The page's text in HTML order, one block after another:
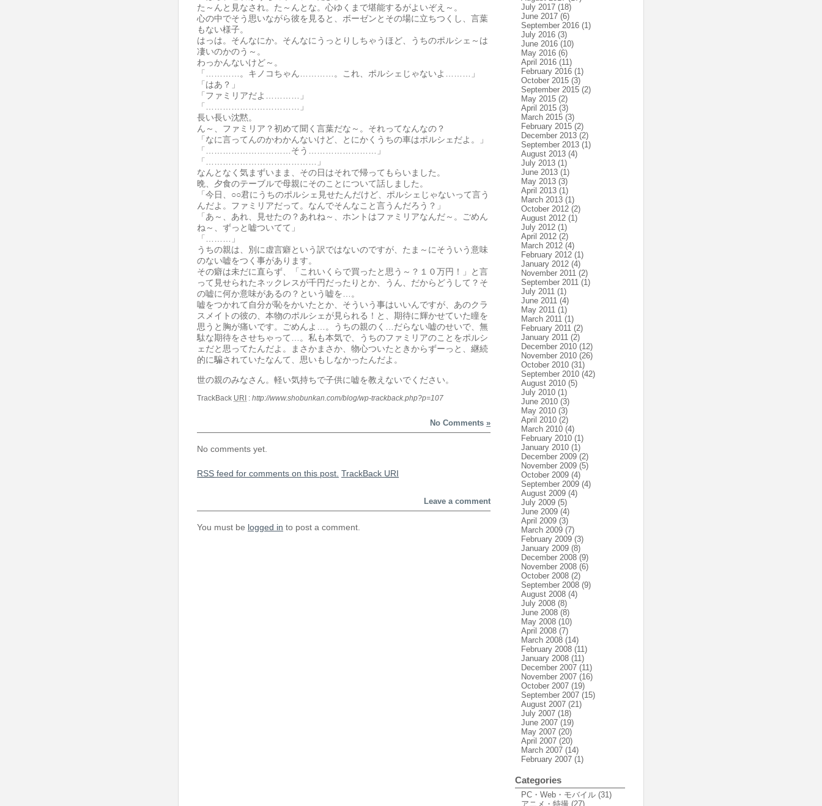
た～んと見なされ。た～んとな。心ゆくまで堪能するがよいぞえ～。
心の中でそう思いながら彼を見ると、ボーゼンとその場に立ちつくし、言葉
もない様子。
はっは。そんなにか。そんなにうっとりしちゃうほど、うちのポルシェ～は
凄いのかのう～。
わっかんないけど～。
「…………。キノコちゃん…………。これ、ポルシェじゃないよ………」
「はあ？」
「ファミリアだよ…………」
「……………………………」
長い長い沈黙。
ん～、ファミリア？初めて聞く言葉だな～。それってなんなの？
「なに言ってんのかわかんないけど、とにかくうちの車はポルシェだよ。」
「…………………………そう……………………」
「…………………………………」
なんとなく気まずいまま、その日はそれで帰ってもらいました。
晩、夕食のテーブルで母親にそのことについて話しました。
「今日、○○君にうちのポルシェ見せたんだけど、ポルシェじゃないって言う
んだよ。ファミリアだって。なんでそんなこと言うんだろう？」
「あ～、あれ、見せたの？あれね～、ホントはファミリアなんだ～。ごめん
ね～、ずっと嘘ついてて」
「………」
うちの親は、別に虚言癖という訳ではないのですが、たま～にそういう意味
のない嘘をつく事があります。
その癖は未だに直らず、「これいくらで買ったと思う～？１０万円！」と言
って見せられたネックレスが千円だったりとか、うん、だからどうして？そ
の嘘に何か意味があるの？という嘘を…。
嘘をつかれて自分が恥をかいたとか、そういう事はいいんですが、あのクラ
スメイトの彼の、本物のポルシェが見られる！と、期待に輝かせていた瞳を
思うと胸が痛いです。ごめんよ…。うちの親のく…だらない嘘のせいで、無
駄な期待をさせちゃって…。私も本気で、うちのファミリアのことをポルシ
ェだと思ってたんだよ。まさかまさか、物心ついたときからずーっと、継続
的に騙されていたなんて、思いもしなかったんだよ。
世の親のみなさん。軽い気持ちで子供に嘘を教えないでください。
TrackBack URI : http://www.shobunkan.com/blog/wp-trackback.php?p=107
No Comments »
No comments yet.
RSS feed for comments on this post. TrackBack URI
Leave a comment
You must be logged in to post a comment.
July 2017 (18)
June 2017 (6)
September 2016 (1)
July 2016 (3)
June 2016 (10)
May 2016 (6)
April 2016 (11)
February 2016 (1)
October 2015 (3)
September 2015 (2)
May 2015 (2)
April 2015 (3)
March 2015 (3)
February 2015 (2)
December 2013 (2)
September 2013 (1)
August 2013 (4)
July 2013 (1)
June 2013 (1)
May 2013 (3)
April 2013 (1)
March 2013 (1)
October 2012 (2)
August 2012 (1)
July 2012 (1)
April 2012 (2)
March 2012 (4)
February 2012 (1)
January 2012 (4)
November 2011 (2)
September 2011 (1)
July 2011 (1)
June 2011 (4)
May 2011 (1)
March 2011 (1)
February 2011 (2)
January 2011 (2)
December 2010 (12)
November 2010 (26)
October 2010 (31)
September 2010 (42)
August 2010 (5)
July 2010 (1)
June 2010 (3)
May 2010 (3)
April 2010 (2)
March 2010 (4)
February 2010 (1)
January 2010 (1)
December 2009 (2)
November 2009 (5)
October 2009 (4)
September 2009 (4)
August 2009 (4)
July 2009 (5)
June 2009 (4)
April 2009 (3)
March 2009 (7)
February 2009 (3)
January 2009 (8)
December 2008 (9)
November 2008 (6)
October 2008 (2)
September 2008 (9)
August 2008 (4)
July 2008 (8)
June 2008 (8)
May 2008 (10)
April 2008 (7)
March 2008 (14)
February 2008 (11)
January 2008 (11)
December 2007 (11)
November 2007 (16)
October 2007 (19)
September 2007 (15)
August 2007 (21)
July 2007 (18)
June 2007 (19)
May 2007 (20)
April 2007 (20)
March 2007 (14)
February 2007 (1)
Categories
PC・Web・モバイル (31)
アニメ・特撮 (27)